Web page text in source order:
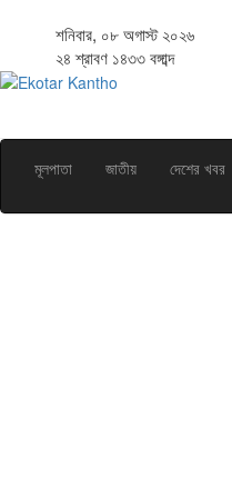
শনিবার, ০৮ অগাস্ট ২০২৬
২৪ শ্রাবণ ১৪৩৩ বঙ্গাব্দ
মূলপাতা জাতীয় দেশের খবর